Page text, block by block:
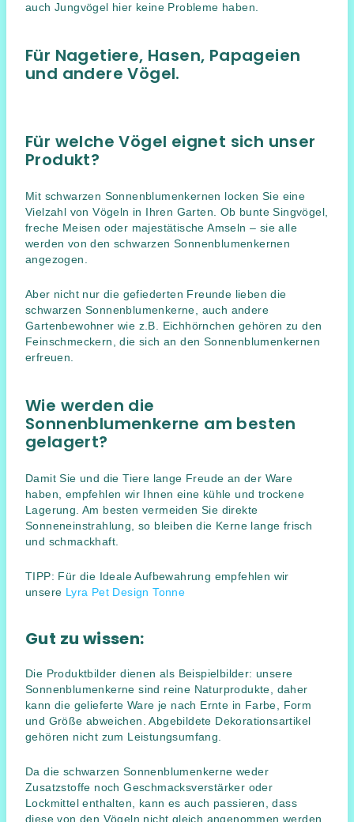
auch Jungvögel hier keine Probleme haben.
Für Nagetiere, Hasen, Papageien
und andere Vögel.
Für welche Vögel eignet sich unser
Produkt?
Mit schwarzen Sonnenblumenkernen locken Sie eine
Vielzahl von Vögeln in Ihren Garten. Ob bunte Singvögel,
freche Meisen oder majestätische Amseln – sie alle
werden von den schwarzen Sonnenblumenkernen
angezogen.
Aber nicht nur die gefiederten Freunde lieben die
schwarzen Sonnenblumenkerne, auch andere
Gartenbewohner wie z.B. Eichhörnchen gehören zu den
Feinschmeckern, die sich an den Sonnenblumenkernen
erfreuen.
Wie werden die
Sonnenblumenkerne am besten
gelagert?
Damit Sie und die Tiere lange Freude an der Ware
haben, empfehlen wir Ihnen eine kühle und trockene
Lagerung. Am besten vermeiden Sie direkte
Sonneneinstrahlung, so bleiben die Kerne lange frisch
und schmackhaft.
TIPP: Für die Ideale Aufbewahrung empfehlen wir
unsere Lyra Pet Design Tonne
Gut zu wissen:
Die Produktbilder dienen als Beispielbilder: unsere
Sonnenblumenkerne sind reine Naturprodukte, daher
kann die gelieferte Ware je nach Ernte in Farbe, Form
und Größe abweichen. Abgebildete Dekorationsartikel
gehören nicht zum Leistungsumfang.
Da die schwarzen Sonnenblumenkerne weder
Zusatzstoffe noch Geschmacksverstärker oder
Lockmittel enthalten, kann es auch passieren, dass
diese von den Vögeln nicht gleich angenommen werden